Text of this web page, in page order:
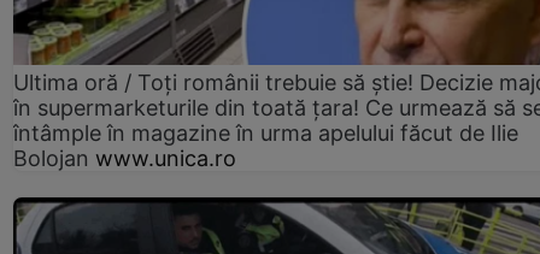
Ultima oră / Toți românii trebuie să știe! Decizie
în supermarketurile din toată țara! Ce urmează să
întâmple în magazine în urma apelului făcut de Ilie
Bolojan www.unica.ro